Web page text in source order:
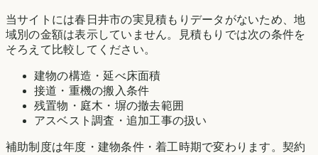
当サイトには春日井市の実見積もりデータがないため、地
域別の金額は表示していません。見積もりでは次の条件を
そろえて比較してください。
建物の構造・延べ床面積
接道・重機の搬入条件
残置物・庭木・塀の撤去範囲
アスベスト調査・追加工事の扱い
補助制度は年度・建物条件・着工時期で変わります。契約